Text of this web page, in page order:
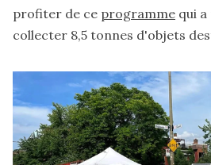
profiter de ce programme qui
collecter 8,5 tonnes d'objets